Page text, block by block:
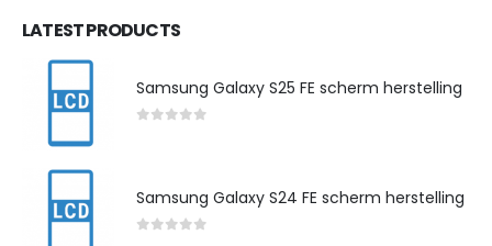
LATEST PRODUCTS
Samsung Galaxy S25 FE scherm herstelling
Samsung Galaxy S24 FE scherm herstelling